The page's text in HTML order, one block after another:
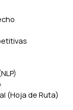
(Hoja de Ruta)